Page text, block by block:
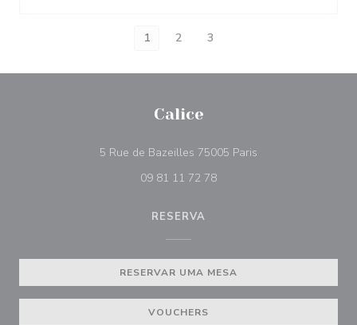
1 2 3
Calice
5 Rue de Bazeilles 75005 Paris
09 81 11 72 78
RESERVA
RESERVAR UMA MESA
VOUCHERS